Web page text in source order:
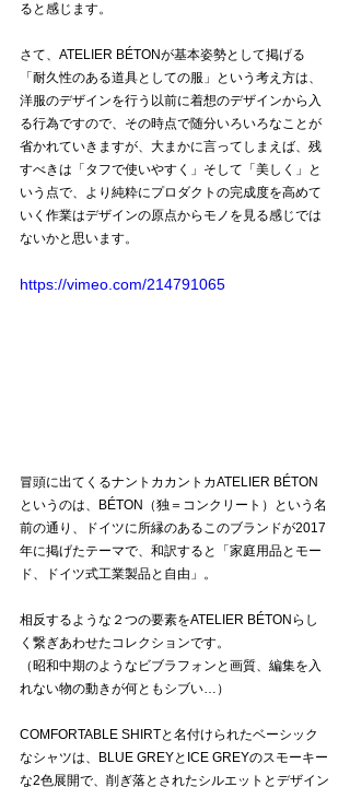
ると感じます。
さて、ATELIER BÉTONが基本姿勢として掲げる
「耐久性のある道具としての服」という考え方は、
洋服のデザインを行う以前に着想のデザインから入
る行為ですので、その時点で随分いろいろなことが
省かれていきますが、大まかに言ってしまえば、残
すべきは「タフで使いやすく」そして「美しく」と
いう点で、より純粋にプロダクトの完成度を高めて
いく作業はデザインの原点からモノを見る感じでは
ないかと思います。
https://vimeo.com/214791065
冒頭に出てくるナントカカントカATELIER BÉTON
というのは、BÉTON（独＝コンクリート）という名
前の通り、ドイツに所縁のあるこのブランドが2017
年に掲げたテーマで、和訳すると「家庭用品とモー
ド、ドイツ式工業製品と自由」。
相反するような２つの要素をATELIER BÉTONらし
く繋ぎあわせたコレクションです。
（昭和中期のようなビブラフォンと画質、編集を入
れない物の動きが何ともシブい…）
COMFORTABLE SHIRTと名付けられたベーシック
なシャツは、BLUE GREYとICE GREYのスモーキー
な2色展開で、削ぎ落とされたシルエットとデザイン